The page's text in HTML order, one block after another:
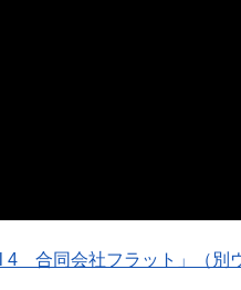
合同会社フラット」（別